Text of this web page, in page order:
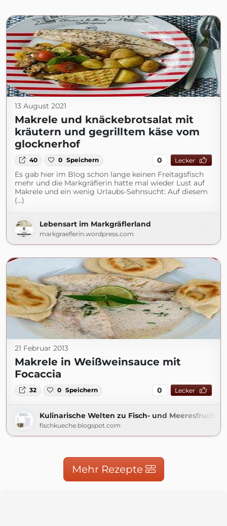
13 August 2021
Makrele und knäckebrotsalat mit
kräutern und gegrilltem käse vom
glocknerhof
40 0 Speichern 0 Lecker
Es gab hier im Blog schon lange keinen Freitagsfisch
mehr und die Markgräflerin hatte mal wieder Lust auf
Makrele und ein wenig Urlaubs-Sehnsucht: Auf diesem
(...)
Lebensart im Markgräflerland
markgraeflerin.wordpress.com
21 Februar 2013
Makrele in Weißweinsauce mit
Focaccia
32 0 Speichern 0 Lecker
Kulinarische Welten zu Fisch- und Meeresfrucht
fischkueche.blogspot.com
Mehr Rezepte